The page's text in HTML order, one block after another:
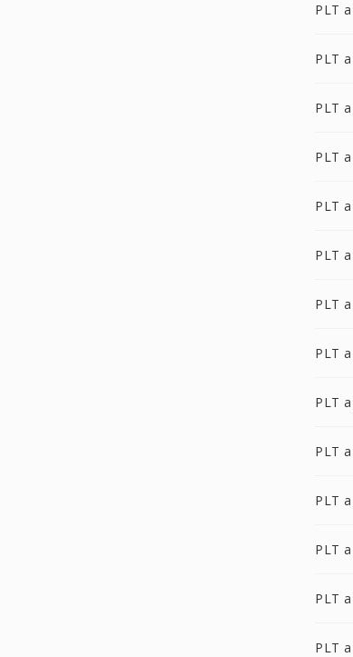
PLT
PLT
PLT
PLT
PLT
PLT
PLT a
PLT
PLT a
PLT
PLT
PLT
PLT
PLT